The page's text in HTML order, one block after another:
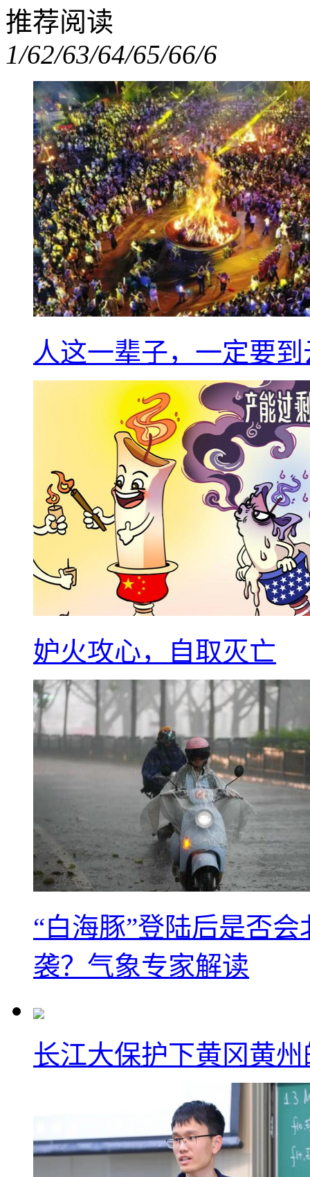
推荐阅读
1/62/63/64/65/66/6
人这一辈子，一定要
妒火攻心，自取灭亡
“白海豚”登陆后是否
袭？气象专家解读
长江大保护下黄冈黄